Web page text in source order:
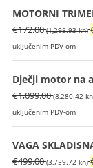
MOTORNI
€172.00 (1,295.93 kn)
uključenim PDV-om
Dječji motor na
€1,099.00 (8,280.42
uključenim PDV-om
VAGA
€499.00 (3,759.72 kn)